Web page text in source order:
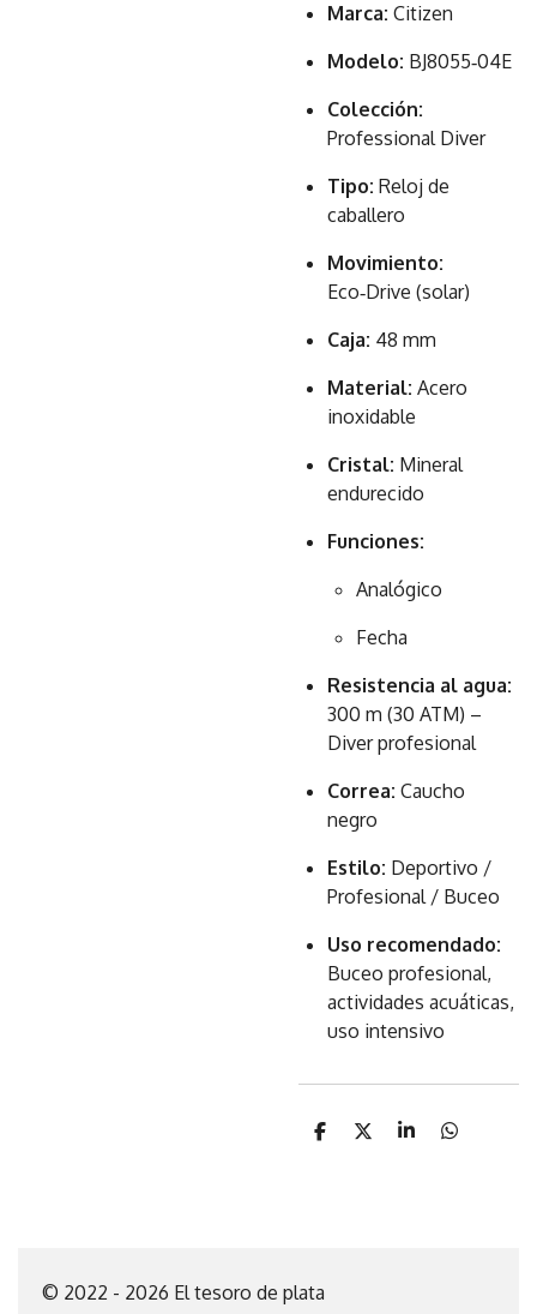
Marca: Citizen
Modelo: BJ8055‑04E
Colección:
Professional Diver
Tipo: Reloj de
caballero
Movimiento:
Eco‑Drive (solar)
Caja: 48 mm
Material: Acero
inoxidable
Cristal: Mineral
endurecido
Funciones:
Analógico
Fecha
Resistencia al agua:
300 m (30 ATM) –
Diver profesional
Correa: Caucho
negro
Estilo: Deportivo /
Profesional / Buceo
Uso recomendado:
Buceo profesional,
actividades acuáticas,
uso intensivo
C
r
C
C
C
© 2022 - 2026 El tesoro de plata